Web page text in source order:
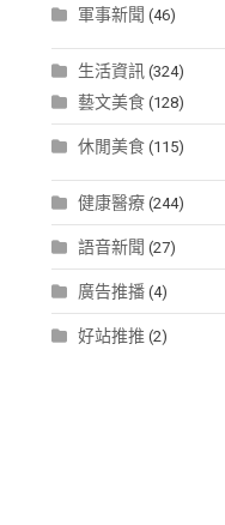
軍事新聞 (46)
生活資訊 (324)
藝文美食 (128)
休閒美食 (115)
健康醫療 (244)
語音新聞 (27)
廣告推播 (4)
好站推推 (2)